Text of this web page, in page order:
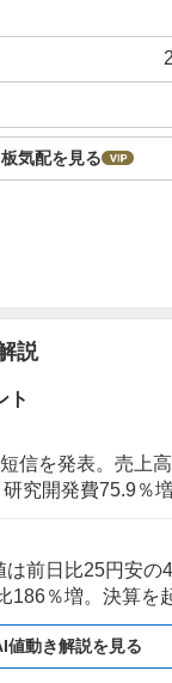
板気配を見る
説
ト
信を発表。売上
究開発費75.9％
前日比25円安の
186％増。決算を
後8/7の500円まで
値動き解説を見る